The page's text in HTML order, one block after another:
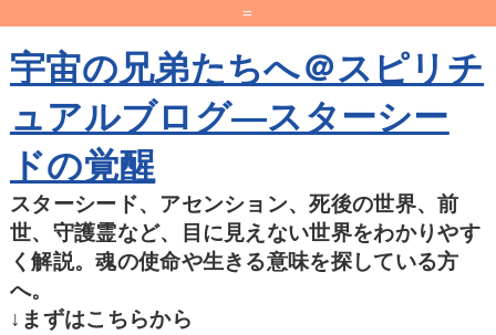
=
宇宙の兄弟たちへ＠スピリチ
ュアルブログ―スターシー
ドの覚醒
スターシード、アセンション、死後の世界、前
世、守護霊など、目に見えない世界をわかりやす
く解説。魂の使命や生きる意味を探している方
へ。
↓まずはこちらから